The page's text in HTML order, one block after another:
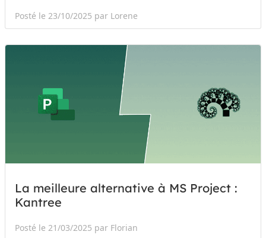
Posté le 23/10/2025 par Lorene
La meilleure alternative à MS Project :
Kantree
Posté le 21/03/2025 par Florian